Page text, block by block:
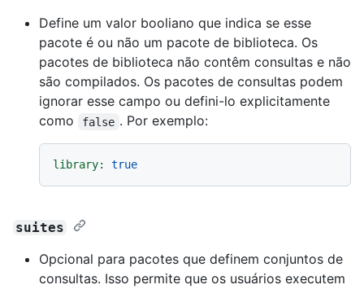
Define um valor booliano que indica se esse
pacote é ou não um pacote de biblioteca. Os
pacotes de biblioteca não contêm consultas e não
são compilados. Os pacotes de consultas podem
ignorar esse campo ou defini-lo explicitamente
como
false . Por exemplo:
library: true
suites
Opcional para pacotes que definem conjuntos de
consultas. Isso permite que os usuários executem